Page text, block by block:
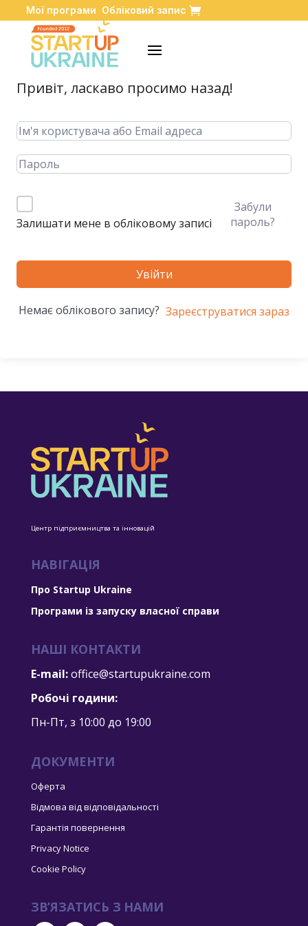
Мої програми Обліковий запис
Привіт, ласкаво просимо назад!
Залишати мене в обліковому записі
Забули
пароль?
Увійти
Немає облікового запису? Зареєструватися зараз
Центр підприємництва та інновацій
НАВІГАЦІЯ
Про Startup Ukraine
Програми із запуску власної справи
НАШІ КОНТАКТИ
E-mail:office@startupukraine.com
Робочі години:
Пн-Пт, з 10:00 дo 19:00
ДОКУМЕНТИ
Оферта
Відмова від відповідальності
Гарантія повернення
Privacy Notice
Cookie Policy
ЗВ’ЯЗАТИСЬ З НАМИ